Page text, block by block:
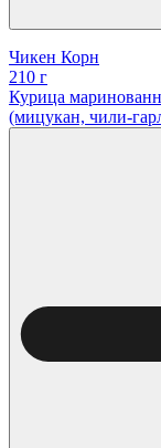
Чикен Корн
210 г
Курица
(мицукан, чили-